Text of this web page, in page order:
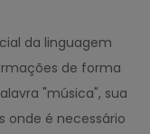
da linguagem
de forma
"música", sua
onde é necessário